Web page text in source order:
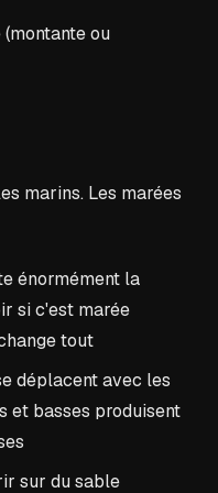
ou
marins. Les marées
énormément la
si c'est marée
tout
déplacent avec les
et basses produisent
sur du sable